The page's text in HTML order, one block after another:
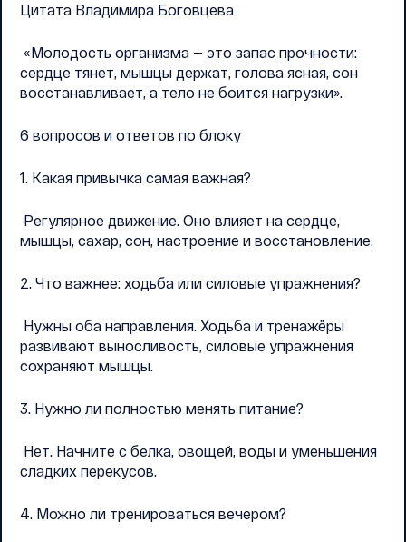
Цитата Владимира Боговцева
«Молодость организма — это запас прочности:
сердце тянет, мышцы держат, голова ясная, сон
восстанавливает, а тело не боится нагрузки».
6 вопросов и ответов по блоку
1. Какая привычка самая важная?
Регулярное движение. Оно влияет на сердце,
мышцы, сахар, сон, настроение и восстановление.
2. Что важнее: ходьба или силовые упражнения?
Нужны оба направления. Ходьба и тренажёры
развивают выносливость, силовые упражнения
сохраняют мышцы.
3. Нужно ли полностью менять питание?
Нет. Начните с белка, овощей, воды и уменьшения
сладких перекусов.
4. Можно ли тренироваться вечером?